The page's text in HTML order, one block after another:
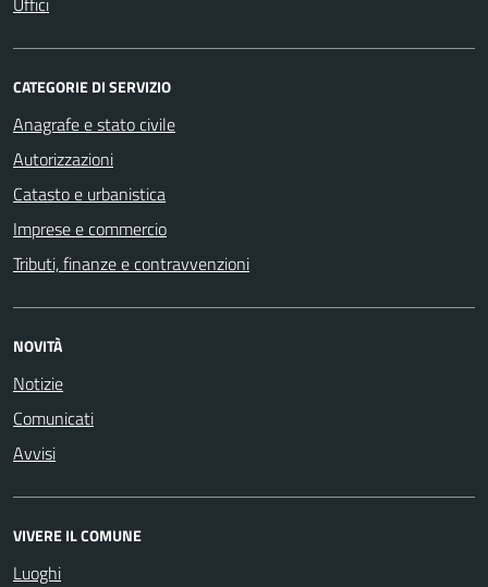
CATEGORIE DI SERVIZIO
Anagrafe e stato civile
Autorizzazioni
Catasto e urbanistica
Imprese e commercio
Tributi, finanze e contravvenzioni
NOVITÀ
Notizie
Comunicati
Avvisi
VIVERE IL COMUNE
Luoghi